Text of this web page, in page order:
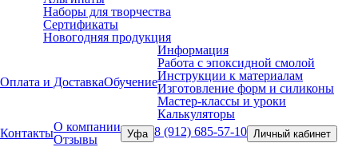
Наборы для творчества
Сертификаты
Новогодняя продукция
Оплата и ДоставкаОбучение
Информация
Работа с эпоксидной смолой
Инструкции к материалам
Изготовление форм и силиконы
Мастер-классы и уроки
Калькуляторы
КонтактыО компании
Отзывы
Уфа 8 (912) 685-57-10 Личный кабинет